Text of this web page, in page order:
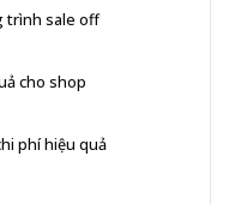
trình sale off
cho shop
phí hiệu quả